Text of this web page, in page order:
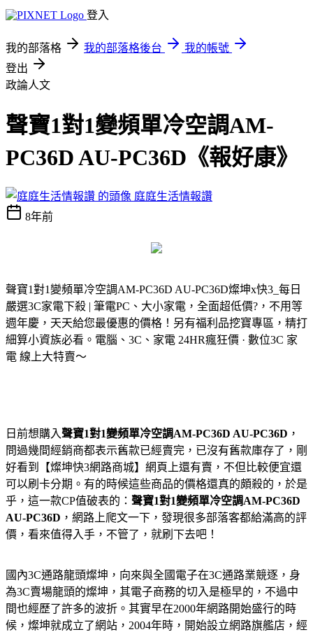
登入
我的部落格 我的部落格後台
我的帳號
登出
政論人文
聲寶1對1變頻單冷空調AM-
PC36D AU-PC36D《報好康》
庭庭生活情報讚
8年前
聲寶1對1變頻單冷空調AM-PC36D AU-PC36D燦坤x快3_每日
嚴選3C家電下殺 | 筆電PC、大小家電，全面超低價?，不用等
週年慶，天天給您最優惠的價格！另有福利品挖寶專區，精打
細算小資族必看。電腦、3C、家電 24HR瘋狂價 · 數位3C 家
電 線上大特賣～
日前想購入聲寶1對1變頻單冷空調AM-PC36D AU-PC36D ，
問過幾間經銷商都表示舊款已經賣完，已沒有舊款庫存了，剛
好看到【燦坤快3網路商城】網頁上還有賣，不但比較便宜還
可以刷卡分期。有的時候這些商品的價格還真的頗殺的，於是
乎，這一款CP值破表的： 聲寶1對1變頻單冷空調AM-PC36D
AU-PC36D ，網路上爬文一下，發現很多部落客都給滿高的評
價，看來值得入手，不管了，就刷下去吧！
國內3C通路龍頭燦坤，向來與全國電子在3C通路業競逐，身
為3C賣場龍頭的燦坤，其電子商務的切入是極早的，不過中
間也經歷了許多的波折。其實早在2000年網路開始盛行的時
候，燦坤就成立了網站，2004年時，開始設立網路旗艦店，經